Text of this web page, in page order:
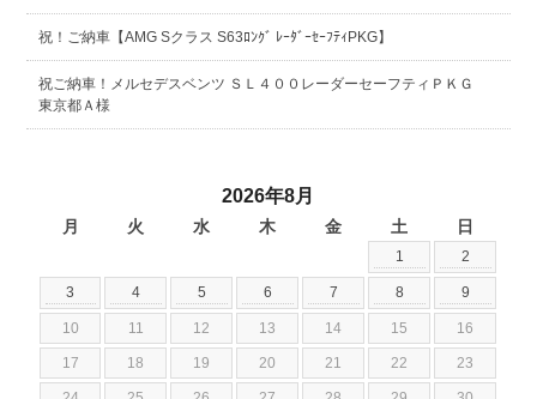
祝！ご納車【AMG Sクラス S63ﾛﾝｸﾞ ﾚｰﾀﾞｰｾｰﾌﾃｨPKG】
祝ご納車！メルセデスベンツ ＳＬ４００レーダーセーフティＰＫＧ
東京都Ａ様
2026年8月
月 火 水 木 金 土 日
1 2
3 4 5 6 7 8 9
10 11 12 13 14 15 16
17 18 19 20 21 22 23